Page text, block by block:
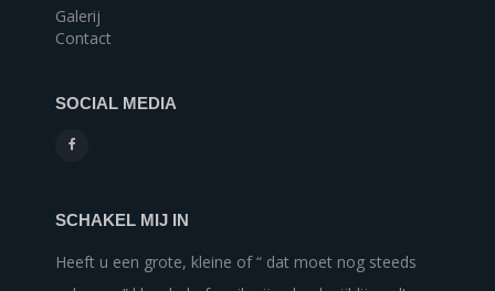
Galerij
Contact
SOCIAL MEDIA
SCHAKEL MIJ IN
Heeft u een grote, kleine of “ dat moet nog steeds